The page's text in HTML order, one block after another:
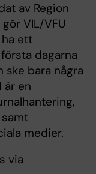
av Region
VIL/VFU
ett
dagarna
ske bara några
är en
samt
medier.
via